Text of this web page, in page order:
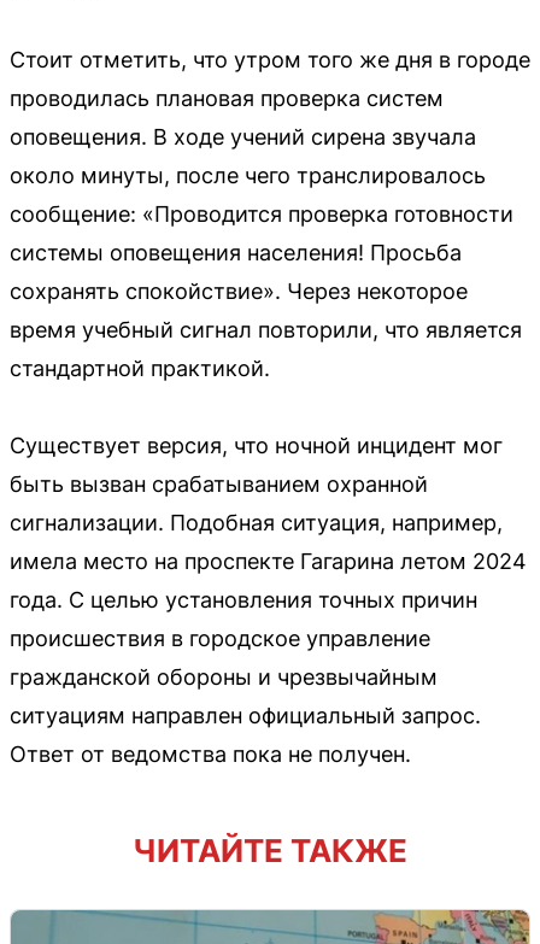
Стоит отметить, что утром того же дня в городе
проводилась плановая проверка систем
оповещения. В ходе учений сирена звучала
около минуты, после чего транслировалось
сообщение: «Проводится проверка готовности
системы оповещения населения! Просьба
сохранять спокойствие». Через некоторое
время учебный сигнал повторили, что является
стандартной практикой.
Существует версия, что ночной инцидент мог
быть вызван срабатыванием охранной
сигнализации. Подобная ситуация, например,
имела место на проспекте Гагарина летом 2024
года. С целью установления точных причин
происшествия в городское управление
гражданской обороны и чрезвычайным
ситуациям направлен официальный запрос.
Ответ от ведомства пока не получен.
ЧИТАЙТЕ ТАКЖЕ